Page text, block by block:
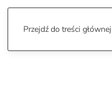
Przejdź do treści głównej